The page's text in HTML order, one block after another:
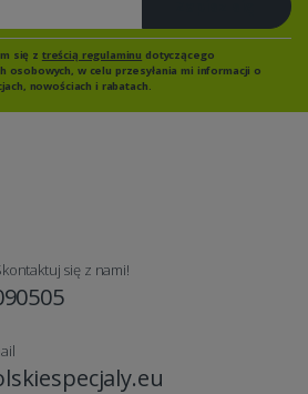
się z treścią regulaminu dotyczącego
osobowych, w celu przesyłania mi informacji o
nowościach i rabatach.
się z nami!